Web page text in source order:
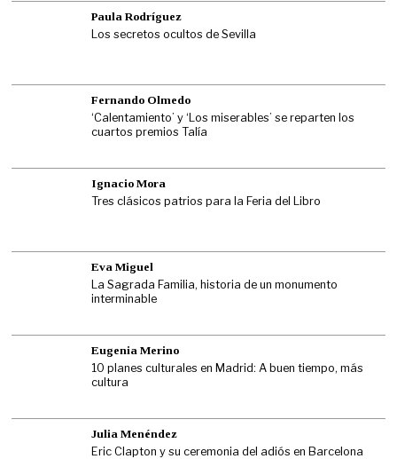
Paula Rodríguez
Los secretos ocultos de Sevilla
Fernando Olmedo
‘Calentamiento’ y ‘Los miserables’ se reparten los
cuartos premios Talía
Ignacio Mora
Tres clásicos patrios para la Feria del Libro
Eva Miguel
La Sagrada Familia, historia de un monumento
interminable
Eugenia Merino
10 planes culturales en Madrid: A buen tiempo, más
cultura
Julia Menéndez
Eric Clapton y su ceremonia del adiós en Barcelona